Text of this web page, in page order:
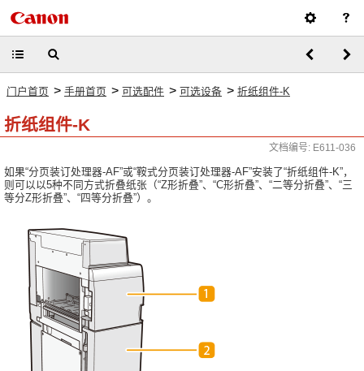
门户首页 > 手册首页 > 可选配件 > 可选设备 > 折纸组件-K
折纸组件-K
文档编号: E611-036
如果“分页装订处理器-AF”或“鞍式分页装订处理器-AF”安装了“折纸组件-K”，
则可以以5种不同方式折叠纸张（“Z形折叠”、“C形折叠”、“二等分折叠”、“三
等分Z形折叠”、“四等分折叠”）。